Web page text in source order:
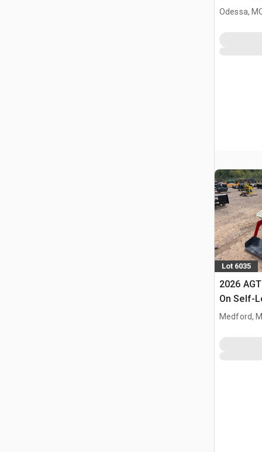
Odessa,
Lot 6035
2026
On Self-
(Unused)
Medford,